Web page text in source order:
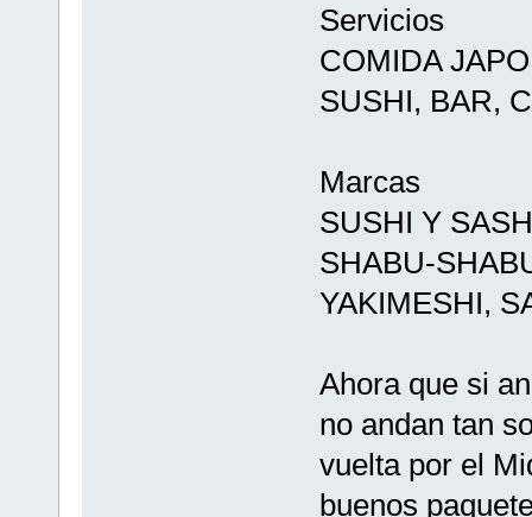
Servicios
COMIDA
SUSHI, BAR,
Marcas
SUSHI Y
SHABU-
YAKIMESHI,
Ahora que si
no andan tan
vuelta por el
buenos